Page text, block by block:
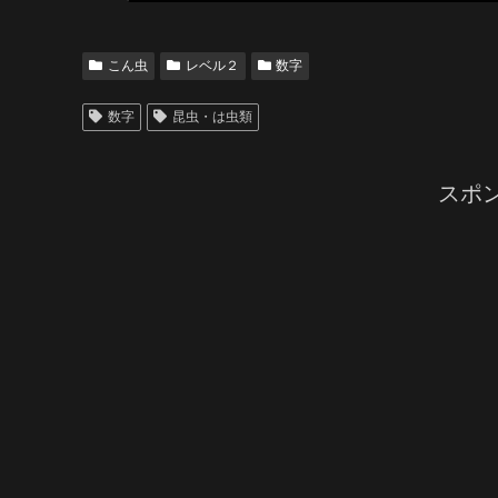
こん虫 レベル２ 数字
数字 昆虫・は虫類
スポ